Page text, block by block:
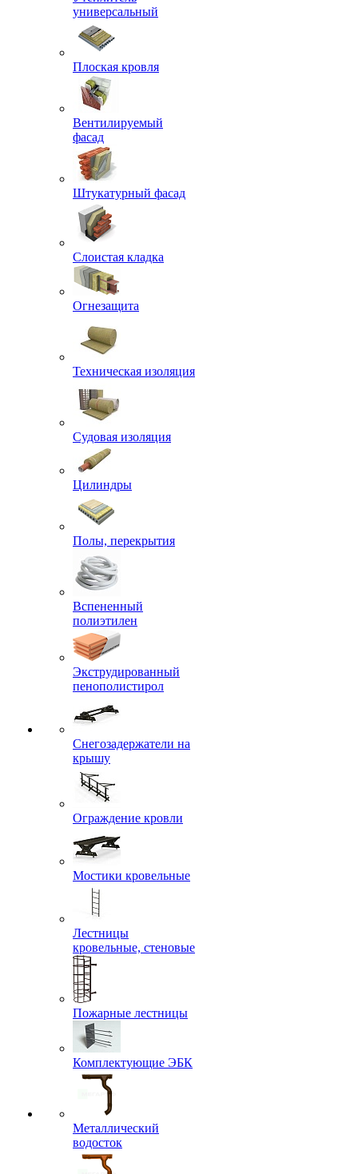
универсальный
Плоская кровля
Вентилируемый
фасад
Штукатурный фасад
Слоистая кладка
Огнезащита
Техническая изоляция
Судовая изоляция
Цилиндры
Полы, перекрытия
Вспененный
полиэтилен
Экструдированный
пенополистирол
Снегозадержатели на
крышу
Ограждение кровли
Мостики кровельные
Лестницы
кровельные, стеновые
Пожарные лестницы
Комплектующие ЭБК
Металлический
водосток